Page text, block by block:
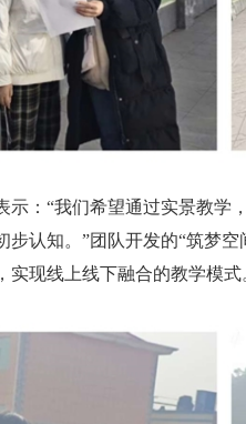
示：“我们希望通过实景教学
步认知。”团队开发的“筑梦
实现线上线下融合的教学模式